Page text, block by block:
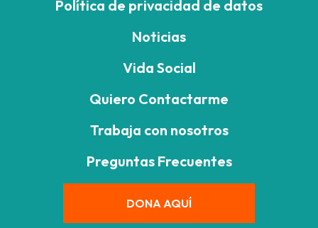
Política de privacidad de datos
Noticias
Vida Social
Quiero Contactarme
Trabaja con nosotros
Preguntas Frecuentes
DONA AQUÍ